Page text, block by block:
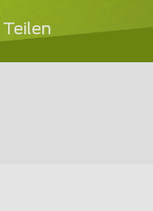
Teilen